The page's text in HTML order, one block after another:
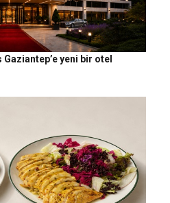
yeni bir otel